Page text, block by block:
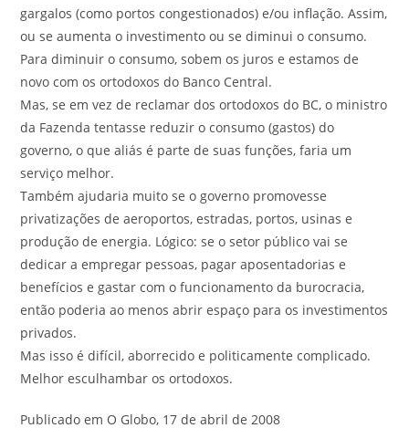
gargalos (como portos congestionados) e/ou inflação. Assim,
ou se aumenta o investimento ou se diminui o consumo.
Para diminuir o consumo, sobem os juros e estamos de
novo com os ortodoxos do Banco Central.
Mas, se em vez de reclamar dos ortodoxos do BC, o ministro
da Fazenda tentasse reduzir o consumo (gastos) do
governo, o que aliás é parte de suas funções, faria um
serviço melhor.
Também ajudaria muito se o governo promovesse
privatizações de aeroportos, estradas, portos, usinas e
produção de energia. Lógico: se o setor público vai se
dedicar a empregar pessoas, pagar aposentadorias e
benefícios e gastar com o funcionamento da burocracia,
então poderia ao menos abrir espaço para os investimentos
privados.
Mas isso é difícil, aborrecido e politicamente complicado.
Melhor esculhambar os ortodoxos.
Publicado em O Globo, 17 de abril de 2008